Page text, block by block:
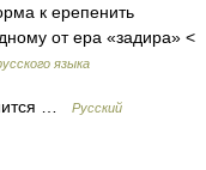
к ерепенить
от ера «задира» <
языка
…
Русский